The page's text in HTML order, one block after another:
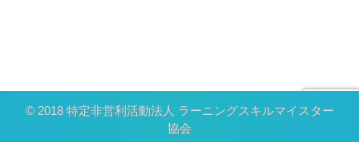
© 2018 特定非営利活動法人 ラーニングスキルマイスター
協会